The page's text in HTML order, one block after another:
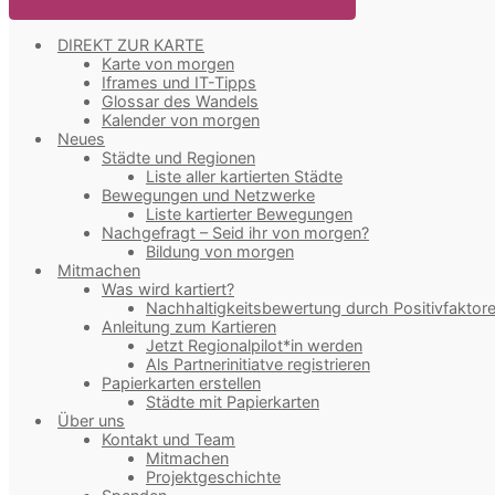
DIREKT ZUR KARTE
Karte von morgen
Iframes und IT-Tipps
Glossar des Wandels
Kalender von morgen
Neues
Städte und Regionen
Liste aller kartierten Städte
Bewegungen und Netzwerke
Liste kartierter Bewegungen
Nachgefragt – Seid ihr von morgen?
Bildung von morgen
Mitmachen
Was wird kartiert?
Nachhaltigkeitsbewertung durch
Anleitung zum Kartieren
Jetzt Regionalpilot*in werden
Als Partnerinitiatve registrieren
Papierkarten erstellen
Städte mit Papierkarten
Über uns
Kontakt und Team
Mitmachen
Projektgeschichte